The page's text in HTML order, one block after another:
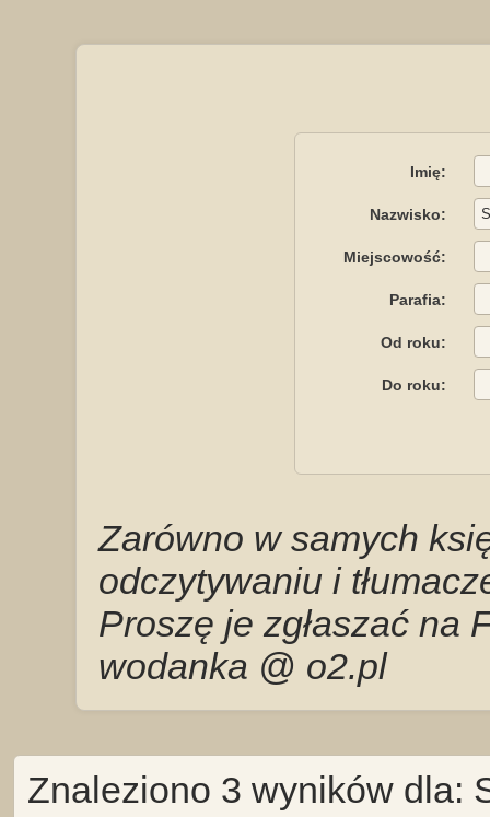
Imię:
Nazwisko:
Miejscowość:
Parafia:
Od roku:
Do roku:
Zarówno w samych
odczytywaniu i
Proszę je zgłaszać na
wodanka @ o2.pl
Znaleziono 3 wyników dla: